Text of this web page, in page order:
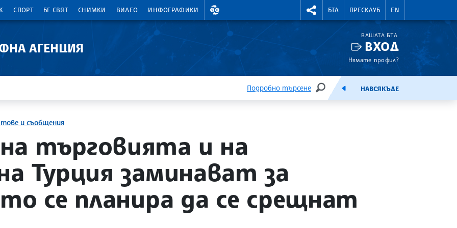
СПОРТ БГ СВЯТ СНИМКИ ВИДЕО ИНФОГРАФИКИ
ВАЛУТНИ КУРСОВЕ RIGHTMENU.SOCIAL
БТА ПРЕСКЛУБ EN
АГЕНЦИЯ
ВАШАТА БТА
ВХОД
Нямате профил?
Подробно търсене ТЪРСЕНЕЕМИСИЯНАВСЯКЪДЕ
и съобщения
търговията и на
Турция заминават за
се планира да се срещнат